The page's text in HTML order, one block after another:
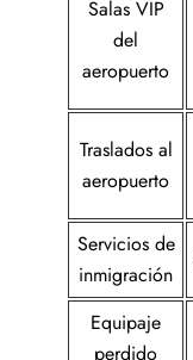
Salas VIP
del
aeropuerto
Traslados al
aeropuerto
Servicios de
inmigración
Equipaje
perdido